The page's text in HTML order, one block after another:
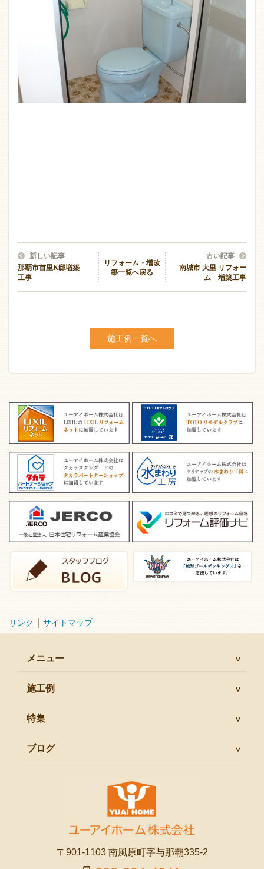
新しい記事
那覇市首里K邸増築
工事
リフォーム・増改
築一覧へ戻る
古い記事
南城市 大里 リフォー
ム 増築工事
施工例一覧へ
リンク サイトマップ
〒901-1103 南風原町字与那覇335-2
メニュー
施工例
特集
ブログ